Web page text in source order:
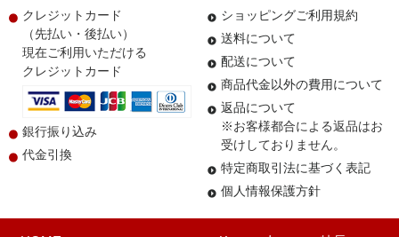
クレジットカード
（先払い・後払い）
現在ご利用いただける
クレジットカード
銀行振り込み
代金引換
ショッピングご利用規約
送料について
配送について
商品代金以外の費用について
返品について
※お客様都合による返品はお
受けしておりません。
特定商取引法に基づく表記
個人情報保護方針